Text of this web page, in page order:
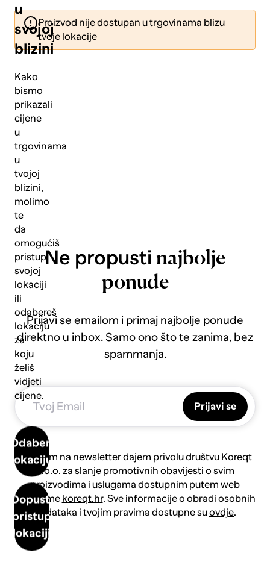
u
svojoj
blizini
Kako
bismo
prikazali
cijene
u
trgovinama
u
tvojoj
blizini,
molimo
te
da
omogućiš
pristup
svojoj
lokaciji
ili
odabereš
lokaciju
za
koju
želiš
vidjeti
cijene.
Odaberi
lokaciju
Dopusti
pristup
lokaciji
Pošalji
Proizvod nije dostupan u trgovinama blizu
tvoje lokacije
Ne propusti najbolje
ponude
Prijavi se emailom i primaj najbolje ponude
direktno u inbox. Samo ono što te zanima, bez
spammanja.
Prijavi se
Prijavom na newsletter dajem privolu društvu Koreqt
d.o.o. za slanje promotivnih obavijesti o svim
proizvodima i uslugama dostupnim putem web
platforme koreqt.hr. Sve informacije o obradi osobnih
podataka i tvojim pravima dostupne suovdje.